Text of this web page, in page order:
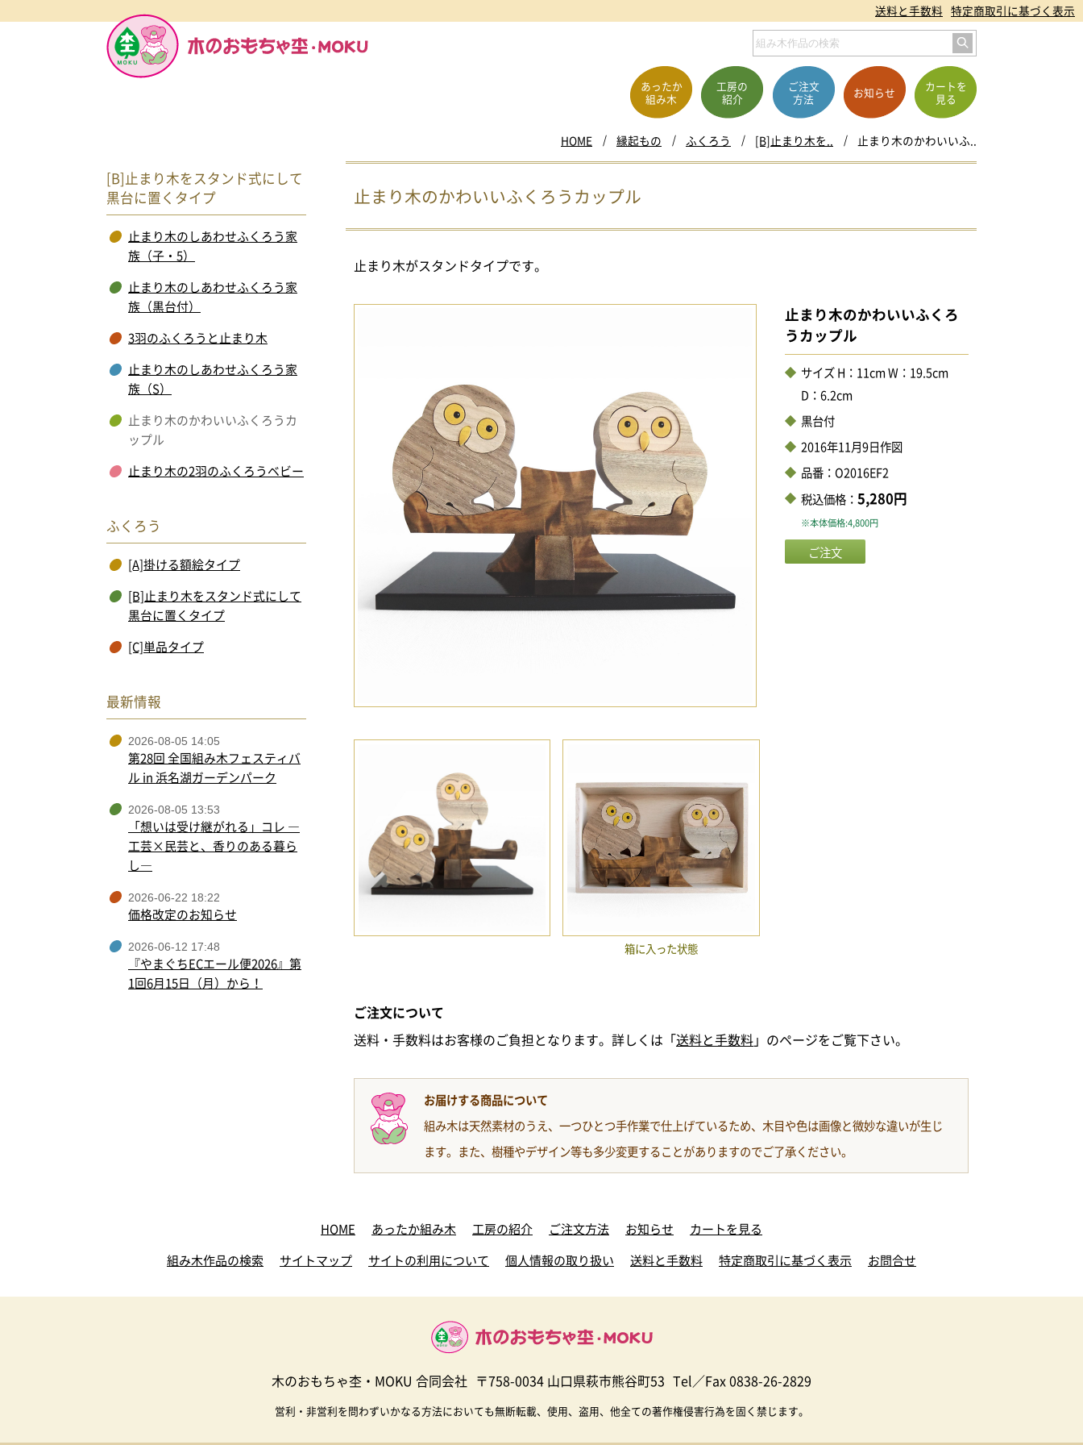
送料と手数料 特定商取引に基づく表示
あったか
組み木
工房の
紹介
ご注文
方法
お知らせ
カートを
見る
HOME 縁起もの ふくろう [B]止まり木を.. 止まり木のかわいいふ..
止まり木のかわいいふくろうカップル
止まり木がスタンドタイプです。
止まり木のかわいいふくろ
うカップル
サイズ H：11cm W：19.5cm
D：6.2cm
黒台付
2016年11月9日作図
品番：O2016EF2
税込価格： 5,280円
※本体価格:4,800円
箱に入った状態
ご注文について
送料・手数料はお客様のご負担となります。詳しくは「送料と手数料」のページをご覧下さい。
お届けする商品について
組み木は天然素材のうえ、一つひとつ手作業で仕上げているため、木目や色は画像と微妙な違いが生じ
ます。また、樹種やデザイン等も多少変更することがありますのでご了承ください。
[B]止まり木をスタンド式にして
黒台に置くタイプ
止まり木のしあわせふくろう家
族（子・5）
止まり木のしあわせふくろう家
族（黒台付）
3羽のふくろうと止まり木
止まり木のしあわせふくろう家
族（S）
止まり木のかわいいふくろうカ
ップル
止まり木の2羽のふくろうベビー
ふくろう
[A]掛ける額絵タイプ
[B]止まり木をスタンド式にして
黒台に置くタイプ
[C]単品タイプ
最新情報
2026-08-05 14:05
第28回 全国組み木フェスティバ
ル in 浜名湖ガーデンパーク
2026-08-05 13:53
「想いは受け継がれる」コレ ―
工芸×民芸と、香りのある暮ら
し―
2026-06-22 18:22
価格改定のお知らせ
2026-06-12 17:48
『やまぐちECエール便2026』第
1回6月15日（月）から！
HOME あったか組み木 工房の紹介 ご注文方法 お知らせ
カートを見る
組み木作品の検索
サイトマップ サイトの利用について 個人情報の取り扱い 送料と手数料 特定商取引に基づく表示 お問合せ
木のおもちゃ杢・MOKU 合同会社 〒758-0034 山口県萩市熊谷町53 Tel／Fax 0838-26-2829
営利・非営利を問わずいかなる方法においても無断転載、使用、盗用、他全ての著作権侵害行為を固く禁じます。